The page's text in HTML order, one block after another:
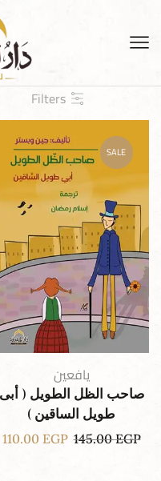
Filters
SALE
يافعين
صاحب الظل الطويل ( أبى
طويل الساقين )
145.00EGP
110.00 EGP